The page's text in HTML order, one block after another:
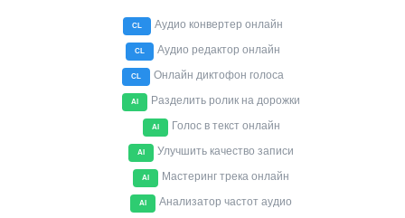
CL Аудио конвертер онлайн
CL Аудио редактор онлайн
CL Онлайн диктофон голоса
AI Разделить ролик на дорожки
AI Голос в текст онлайн
AI Улучшить качество записи
AI Мастеринг трека онлайн
AI Анализатор частот аудио